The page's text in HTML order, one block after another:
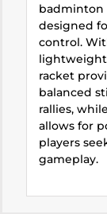
badminton
designed
control.
lightweight
racket
balanced
rallies,
allows for
players
gameplay.